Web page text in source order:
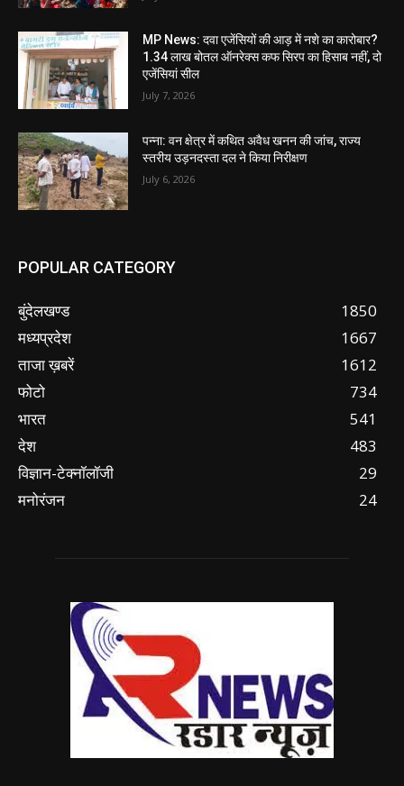
MP News: दवा एजेंसियों की आड़ में नशे का कारोबार?
1.34 लाख बोतल ऑनरेक्स कफ सिरप का हिसाब नहीं, दो
एजेंसियां सील
July 7, 2026
पन्ना: वन क्षेत्र में कथित अवैध खनन की जांच, राज्य
स्तरीय उड़नदस्ता दल ने किया निरीक्षण
July 6, 2026
POPULAR CATEGORY
बुंदेलखण्ड
1850
मध्यप्रदेश
1667
ताजा ख़बरें
1612
फोटो
734
भारत
541
देश
483
विज्ञान-टेक्नॉलॉजी
29
मनोरंजन
24